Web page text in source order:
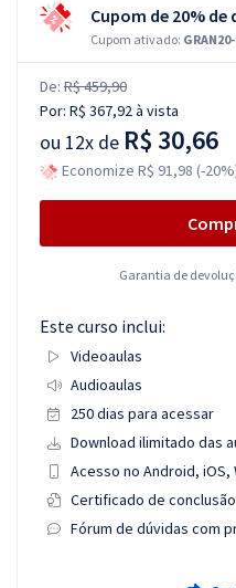
Cupom de 20%
Cupom ativado:
De: R$ 459,90
Por: R$ 367,92à vista
ou 12x de R$ 30,66
Economize R$ 91,98 (-
Garantia de
Este curso inclui:
Videoaulas
Audioaulas
250 dias para acessar
Download ilimitado das
Acesso no Android, iOS,
Certificado de conclusão
Fórum de dúvidas com